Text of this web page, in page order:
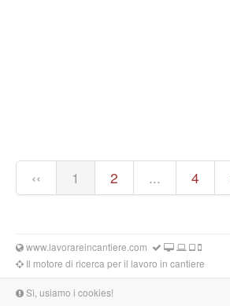
‹‹ 1 2 ... 4
www.lavorareincantiere.com
Il motore di ricerca per il lavoro in cantiere
Sì, usiamo i cookies!